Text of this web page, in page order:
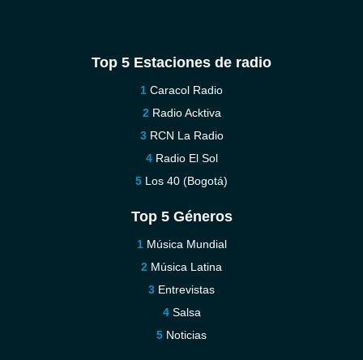
Top 5 Estaciones de radio
Caracol Radio
Radio Acktiva
RCN La Radio
Radio El Sol
Los 40 (Bogotá)
Top 5 Géneros
Música Mundial
Música Latina
Entrevistas
Salsa
Noticias